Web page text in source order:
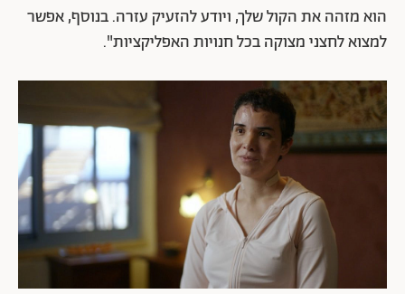
הוא מזהה את הקול שלך, ויודע להזעיק עזרה. בנוסף, אפשר
למצוא לחצני מצוקה בכל חנויות האפליקציות".